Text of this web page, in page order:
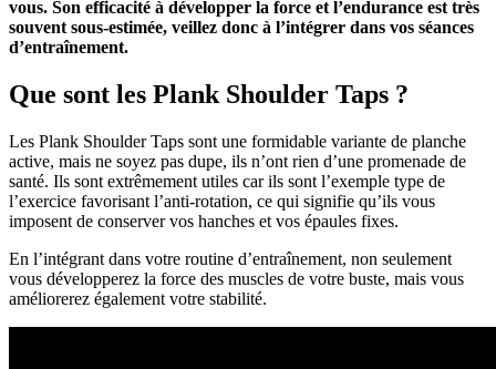
vous. Son efficacité à développer la force et l’endurance est très
souvent sous-estimée, veillez donc à l’intégrer dans vos séances
d’entraînement.
Que sont les Plank Shoulder Taps ?
Les Plank Shoulder Taps sont une formidable variante de planche
active, mais ne soyez pas dupe, ils n’ont rien d’une promenade de
santé. Ils sont extrêmement utiles car ils sont l’exemple type de
l’exercice favorisant l’anti-rotation, ce qui signifie qu’ils vous
imposent de conserver vos hanches et vos épaules fixes.
En l’intégrant dans votre routine d’entraînement, non seulement
vous développerez la force des muscles de votre buste, mais vous
améliorerez également votre stabilité.